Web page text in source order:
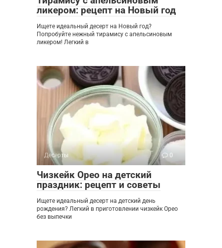
ликером: рецепт на Новый год
Ищете идеальный десерт на Новый год?
Попробуйте нежный тирамису с апельсиновым
ликером! Легкий в
Десерты 0
Чизкейк Орео на детский
праздник: рецепт и советы
Ищете идеальный десерт на детский день
рождения? Легкий в приготовлении чизкейк Орео
без выпечки